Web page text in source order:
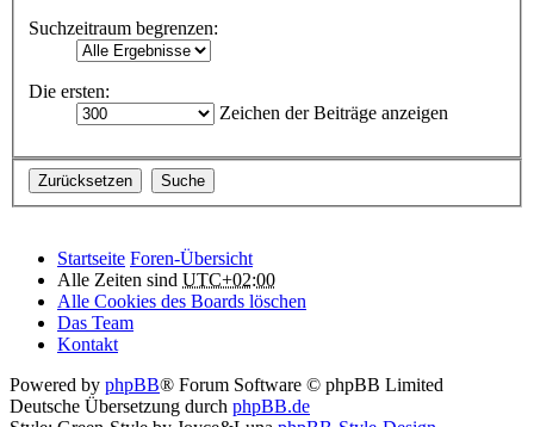
Suchzeitraum begrenzen:
Die ersten:
Zeichen der Beiträge anzeigen
Startseite Foren-Übersicht
Alle Zeiten sind UTC+02:00
Alle Cookies des Boards löschen
Das Team
Kontakt
Powered by phpBB® Forum Software © phpBB Limited
Deutsche Übersetzung durch phpBB.de